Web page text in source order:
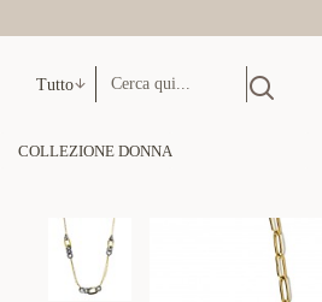
Tutto
COLLEZIONE DONNA